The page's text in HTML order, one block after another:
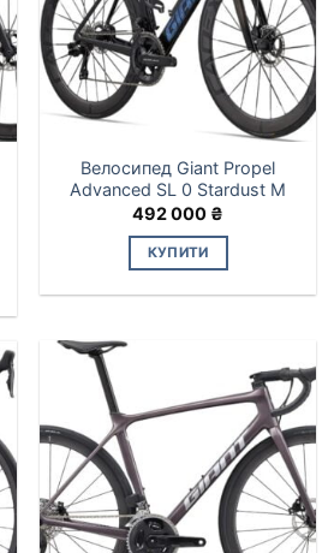
Велосипед Giant Propel
Advanced SL 0 Stardust M
492 000 ₴
КУПИТИ